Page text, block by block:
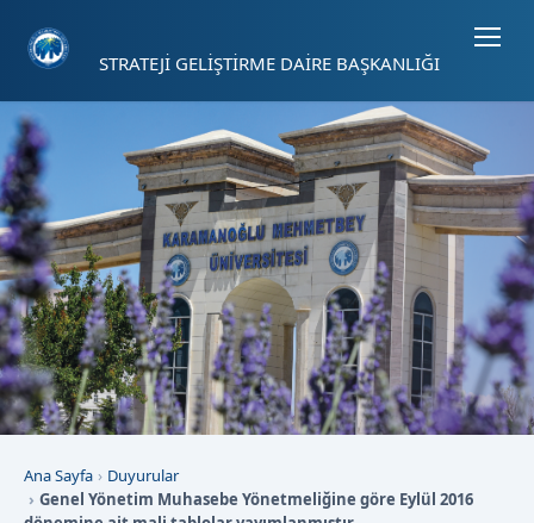
STRATEJİ GELİŞTİRME DAİRE BAŞKANLIĞI
Ana Sayfa
Duyurular
Genel Yönetim Muhasebe Yönetmeliğine göre Eylül 2016